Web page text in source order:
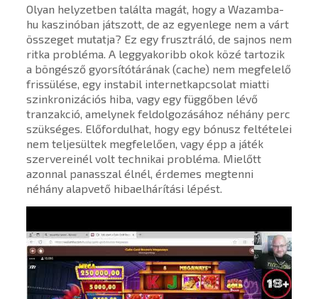
Olyan helyzetben találta magát, hogy a Wazamba-
hu kaszinóban játszott, de az egyenlege nem a várt
összeget mutatja? Ez egy frusztráló, de sajnos nem
ritka probléma. A leggyakoribb okok közé tartozik
a böngésző gyorsítótárának (cache) nem megfelelő
frissülése, egy instabil internetkapcsolat miatti
szinkronizációs hiba, vagy egy függőben lévő
tranzakció, amelynek feldolgozásához néhány perc
szükséges. Előfordulhat, hogy egy bónusz feltételei
nem teljesültek megfelelően, vagy épp a játék
szervereinél volt technikai probléma. Mielőtt
azonnal panasszal élnél, érdemes megtenni
néhány alapvető hibaelhárítási lépést.